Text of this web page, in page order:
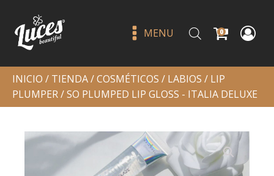
MENU 0
INICIO / TIENDA/COSMÉTICOS / LABIOS / LIP
PLUMPER/ SO PLUMPED LIP GLOSS - ITALIA DELUXE